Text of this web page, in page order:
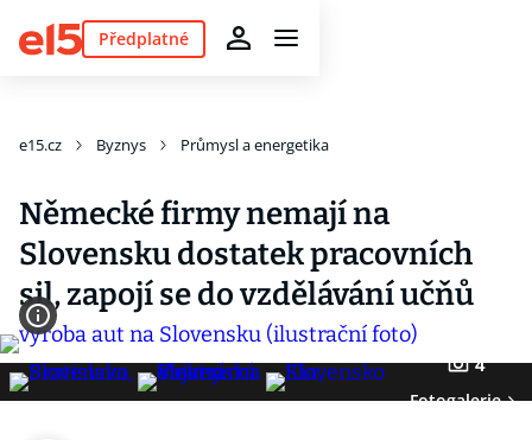
Předplatné
e15.cz Byznys Průmysl a energetika
Německé firmy nemají na
Slovensku dostatek pracovních
sil, zapojí se do vzdělávání učňů
4
Fotogalerie